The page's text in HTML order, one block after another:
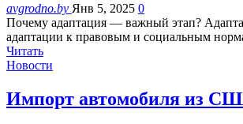
avgrodno.by Янв 5, 2025 0
Почему адаптация — важный этап?
адаптации к правовым и социальным
Читать
Новости
Импорт автомобиля из